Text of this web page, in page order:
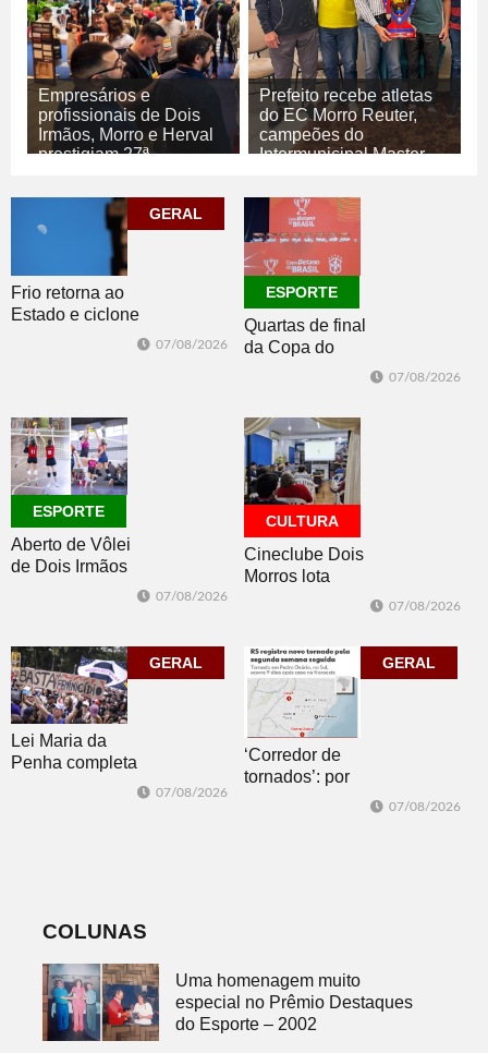
Empresários e
profissionais de Dois
Irmãos, Morro e Herval
prestigiam 27ª
07/08/2026
ECONOMIA
Prefeito recebe atletas
do EC Morro Reuter,
campeões do
Intermunicipal Master
07/08/2026
ESPORTE
GERAL
Frio retorna ao
Estado e ciclone
07/08/2026
ESPORTE
Quartas de final
da Copa do
Brasil 2026: veja
do sorteio
07/08/2026
ESPORTE
Aberto de Vôlei
de Dois Irmãos
jogos
07/08/2026
CULTURA
Cineclube Dois
Morros lota
corpo que cai”
07/08/2026
GERAL
Lei Maria da
Penha completa
07/08/2026
GERAL
‘Corredor de
tornados’: por
07/08/2026
COLUNAS
Uma homenagem muito
especial no Prêmio Destaques
do Esporte – 2002